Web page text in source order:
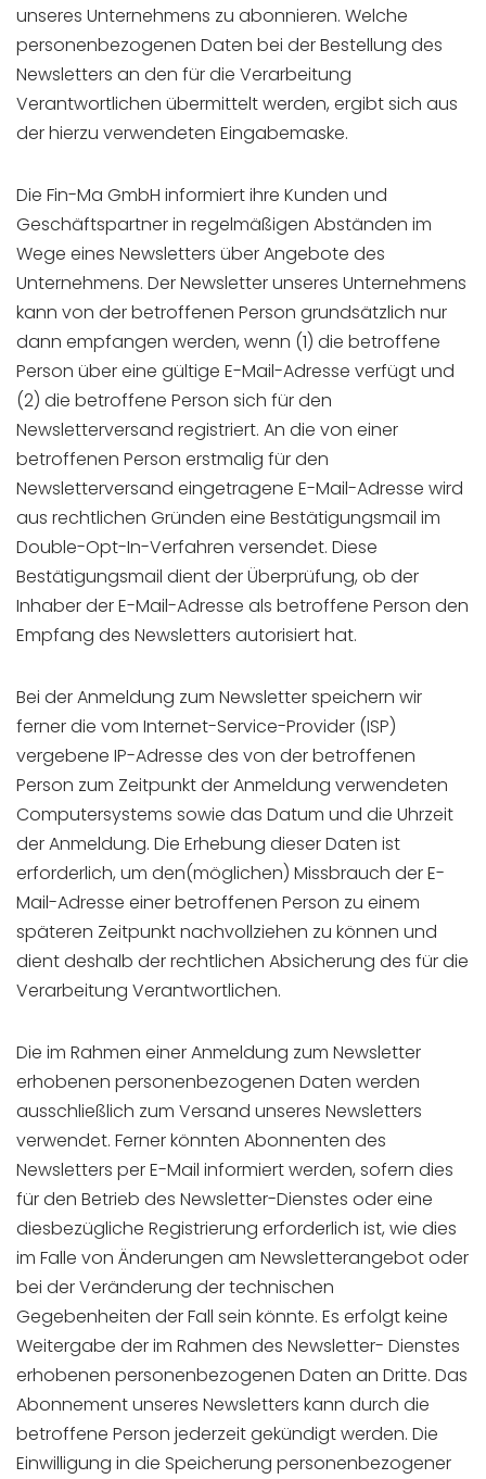
unseres Unternehmens zu abonnieren. Welche
personenbezogenen Daten bei der Bestellung des
Newsletters an den für die Verarbeitung
Verantwortlichen übermittelt werden, ergibt sich aus
der hierzu verwendeten Eingabemaske.
Die Fin-Ma GmbH informiert ihre Kunden und
Geschäftspartner in regelmäßigen Abständen im
Wege eines Newsletters über Angebote des
Unternehmens. Der Newsletter unseres Unternehmens
kann von der betroffenen Person grundsätzlich nur
dann empfangen werden, wenn (1) die betroffene
Person über eine gültige E-Mail-Adresse verfügt und
(2) die betroffene Person sich für den
Newsletterversand registriert. An die von einer
betroffenen Person erstmalig für den
Newsletterversand eingetragene E-Mail-Adresse wird
aus rechtlichen Gründen eine Bestätigungsmail im
Double-Opt-In-Verfahren versendet. Diese
Bestätigungsmail dient der Überprüfung, ob der
Inhaber der E-Mail-Adresse als betroffene Person den
Empfang des Newsletters autorisiert hat.
Bei der Anmeldung zum Newsletter speichern wir
ferner die vom Internet-Service-Provider (ISP)
vergebene IP-Adresse des von der betroffenen
Person zum Zeitpunkt der Anmeldung verwendeten
Computersystems sowie das Datum und die Uhrzeit
der Anmeldung. Die Erhebung dieser Daten ist
erforderlich, um den(möglichen) Missbrauch der E-
Mail-Adresse einer betroffenen Person zu einem
späteren Zeitpunkt nachvollziehen zu können und
dient deshalb der rechtlichen Absicherung des für die
Verarbeitung Verantwortlichen.
Die im Rahmen einer Anmeldung zum Newsletter
erhobenen personenbezogenen Daten werden
ausschließlich zum Versand unseres Newsletters
verwendet. Ferner könnten Abonnenten des
Newsletters per E-Mail informiert werden, sofern dies
für den Betrieb des Newsletter-Dienstes oder eine
diesbezügliche Registrierung erforderlich ist, wie dies
im Falle von Änderungen am Newsletterangebot oder
bei der Veränderung der technischen
Gegebenheiten der Fall sein könnte. Es erfolgt keine
Weitergabe der im Rahmen des Newsletter- Dienstes
erhobenen personenbezogenen Daten an Dritte. Das
Abonnement unseres Newsletters kann durch die
betroffene Person jederzeit gekündigt werden. Die
Einwilligung in die Speicherung personenbezogener